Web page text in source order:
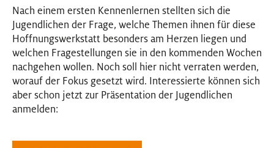
Nach einem ersten Kennenlernen stellten sich die
Jugendlichen der Frage, welche Themen ihnen für diese
Hoffnungswerkstatt besonders am Herzen liegen und
welchen Fragestellungen sie in den kommenden Wochen
nachgehen wollen. Noch soll hier nicht verraten werden,
worauf der Fokus gesetzt wird. Interessierte können sich
aber schon jetzt zur Präsentation der Jugendlichen
anmelden: